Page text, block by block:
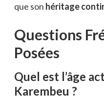
que son héritage
Questions
Posées
Quel est l’âge
Karembeu ?